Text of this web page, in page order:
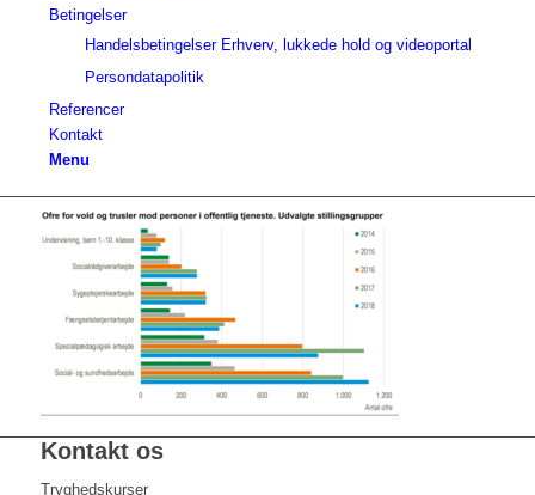
Betingelser
Handelsbetingelser Erhverv, lukkede hold og videoportal
Persondatapolitik
Referencer
Kontakt
Menu
Kontakt os
Tryghedskurser